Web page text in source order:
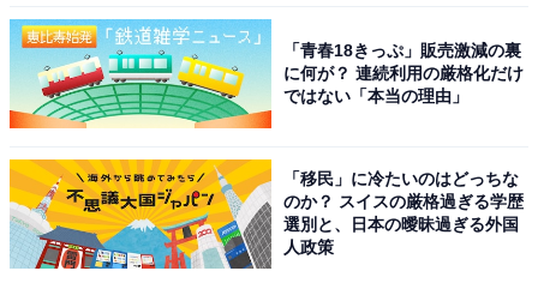
「青春18きっぷ」販売激減の裏
に何が？ 連続利用の厳格化だけ
ではない「本当の理由」
「移民」に冷たいのはどっちな
のか？ スイスの厳格過ぎる学歴
選別と、日本の曖昧過ぎる外国
人政策